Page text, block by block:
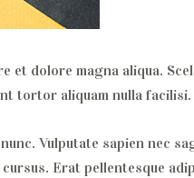
et dolore magna aliqua.
tortor aliquam nulla facilisi.
Vulputate sapien nec
Erat pellentesque